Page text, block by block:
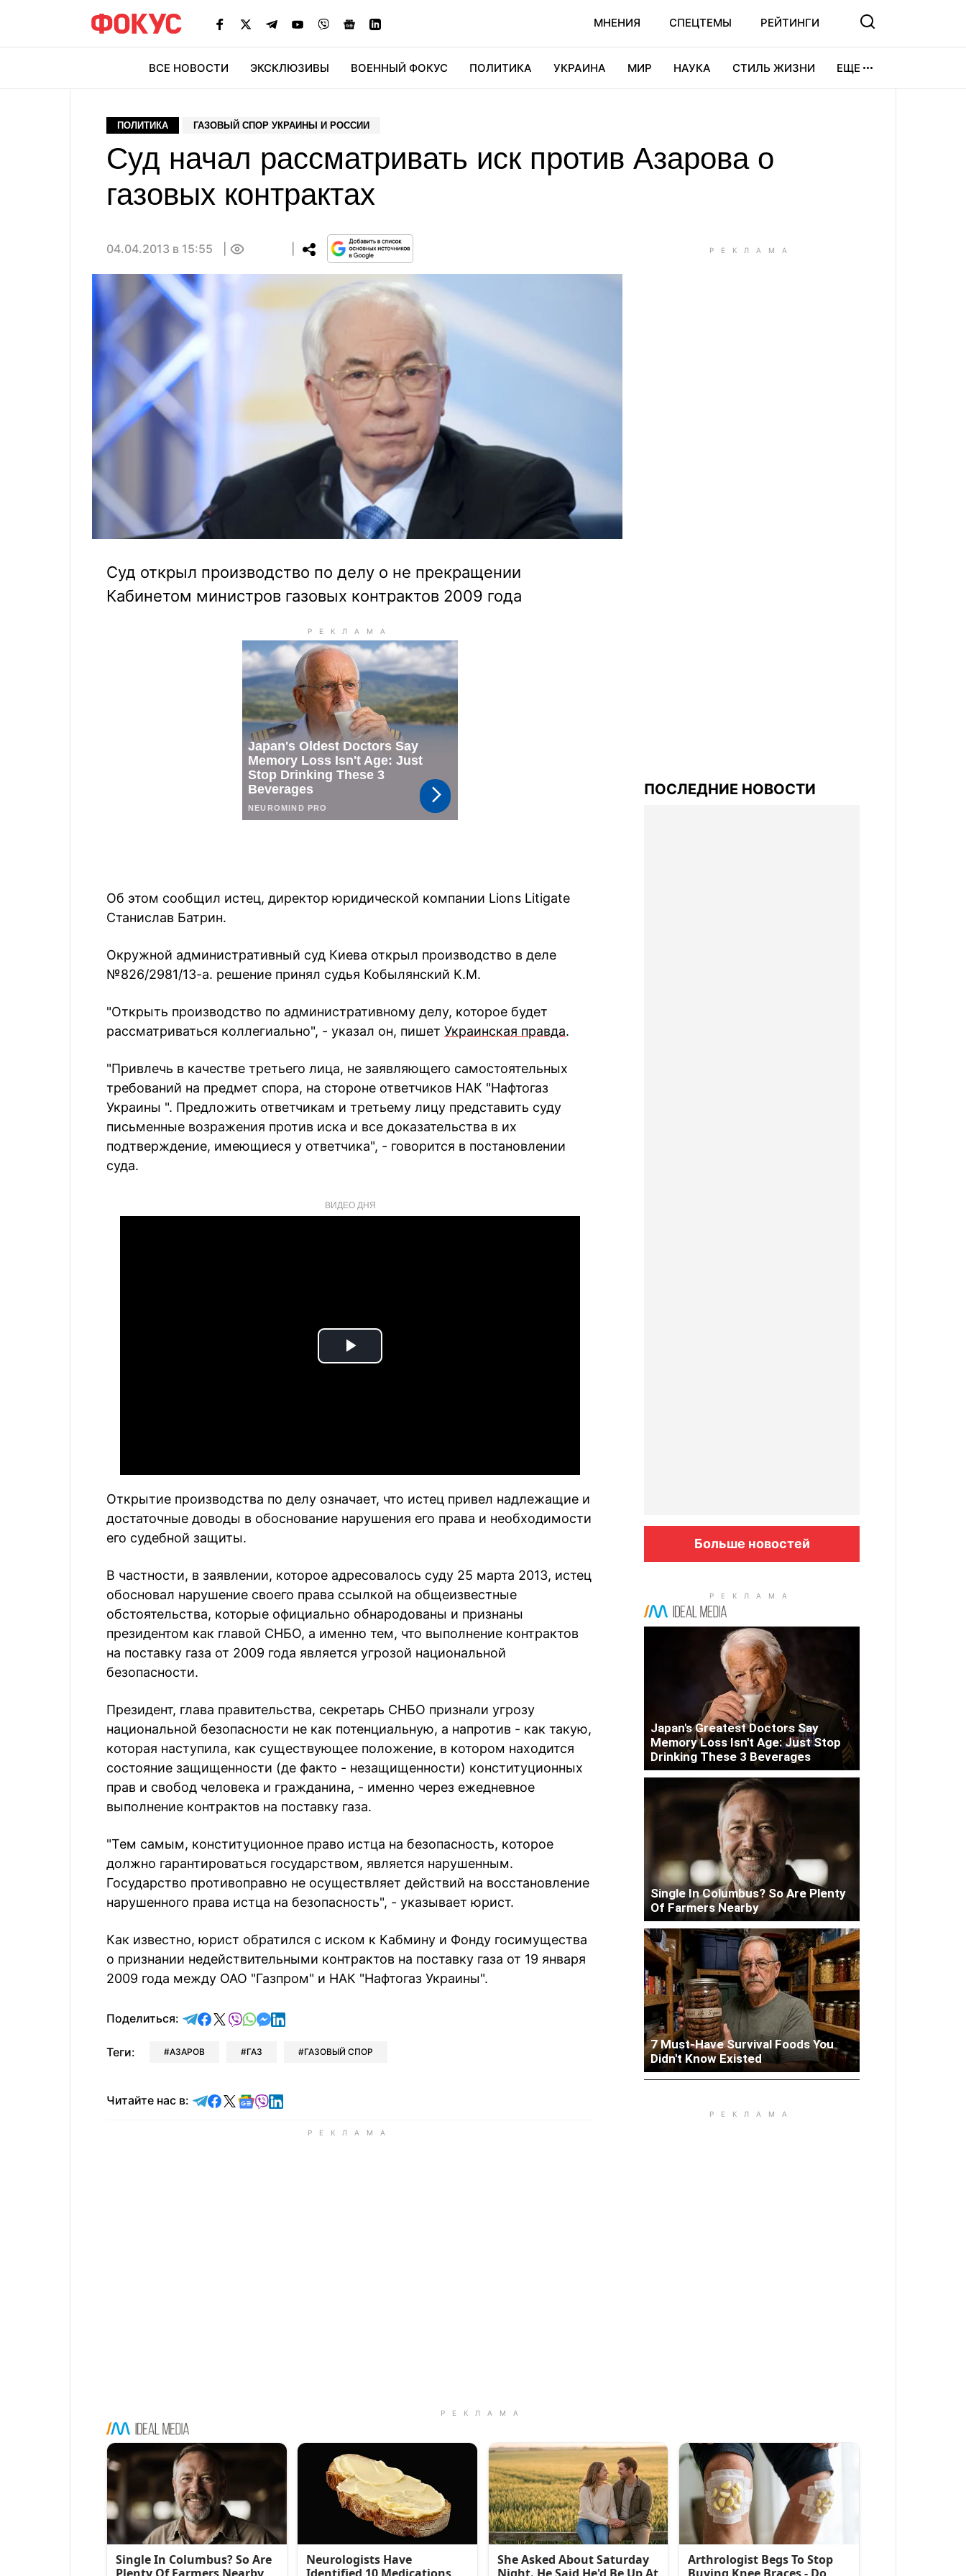
МНЕНИЯ СПЕЦТЕМЫ РЕЙТИНГИ
ВСЕ НОВОСТИ ЭКСКЛЮЗИВЫ ВОЕННЫЙ ФОКУС ПОЛИТИКА УКРАИНА МИР НАУКА СТИЛЬ ЖИЗНИ ЕЩЕ
ПОЛИТИКА ГАЗОВЫЙ СПОР УКРАИНЫ И РОССИИ
Суд начал рассматривать иск против Азарова о
газовых контрактах
04.04.2013 в 15:55
Суд открыл производство по делу о не прекращении
Кабинетом министров газовых контрактов 2009 года
Об этом сообщил истец, директор юридической компании Lions Litigate
Станислав Батрин.
Окружной административный суд Киева открыл производство в деле
№826/2981/13-а. решение принял судья Кобылянский К.М.
"Открыть производство по административному делу, которое будет
рассматриваться коллегиально", - указал он, пишет Украинская правда.
"Привлечь в качестве третьего лица, не заявляющего самостоятельных
требований на предмет спора, на стороне ответчиков НАК "Нафтогаз
Украины ". Предложить ответчикам и третьему лицу представить суду
письменные возражения против иска и все доказательства в их
подтверждение, имеющиеся у ответчика", - говорится в постановлении
суда.
ВИДЕО ДНЯ
Play
Открытие производства по делу означает, что истец привел надлежащие и
достаточные доводы в обоснование нарушения его права и необходимости
его судебной защиты.
В частности, в заявлении, которое адресовалось суду 25 марта 2013, истец
обосновал нарушение своего права ссылкой на общеизвестные
обстоятельства, которые официально обнародованы и признаны
президентом как главой СНБО, а именно тем, что выполнение контрактов
на поставку газа от 2009 года является угрозой национальной
безопасности.
Президент, глава правительства, секретарь СНБО признали угрозу
национальной безопасности не как потенциальную, а напротив - как такую,
которая наступила, как существующее положение, в котором находится
состояние защищенности (де факто - незащищенности) конституционных
прав и свобод человека и гражданина, - именно через ежедневное
выполнение контрактов на поставку газа.
"Тем самым, конституционное право истца на безопасность, которое
должно гарантироваться государством, является нарушенным.
Государство противоправно не осуществляет действий на восстановление
нарушенного права истца на безопасность", - указывает юрист.
Как известно, юрист обратился с иском к Кабмину и Фонду госимущества
о признании недействительными контрактов на поставку газа от 19 января
2009 года между ОАО "Газпром" и НАК "Нафтогаз Украины".
Поделиться: отправить в Telegram
поделиться в Facebook
поделиться в X
отправить в Viber
отправить в Whatsapp
отправить в Messenger
отправить в LinkedIn
Теги: АЗАРОВ ГАЗ ГАЗОВЫЙ СПОР
Читайте нас в: Читайте в Telegram
Читайте в Facebook
Читайте в X
Читайте в Google news
Читайте в Viber
Читайте в LinkedIn
ПОСЛЕДНИЕ НОВОСТИ
Больше новостей